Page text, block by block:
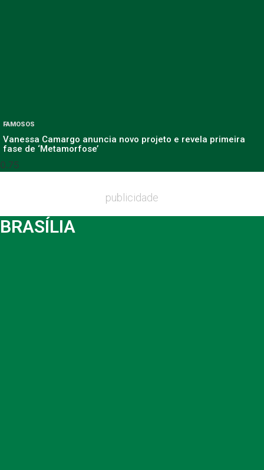
FAMOSOS
Vanessa Camargo anuncia novo projeto e revela primeira
fase de ‘Metamorfose’
publicidade
BRASÍLIA